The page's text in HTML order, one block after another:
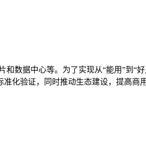
数据中心等。为了实现从“能用”到“
化验证，同时推动生态建设，提高商